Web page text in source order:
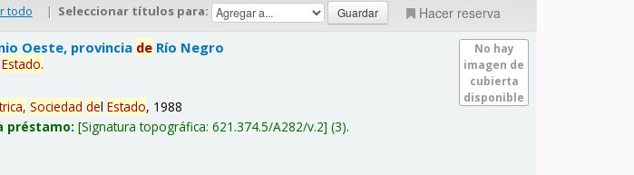
todo | Seleccionar títulos para: Hacer reserva
No hay
imagen de
cubierta
disponible
Oeste, provincia de Río Negro
Estado.
Sociedad delEstado, 1988
préstamo: Signatura topográfica:621.374.5/A282/v.2 (3).